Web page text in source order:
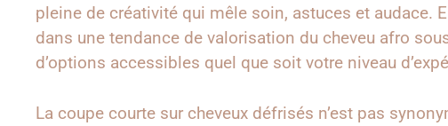
pleine de créativité qui mêle soin, astuces et audace.
dans une tendance de valorisation du cheveu afro
d’options accessibles quel que soit votre niveau
La coupe courte sur cheveux défrisés n’est pas